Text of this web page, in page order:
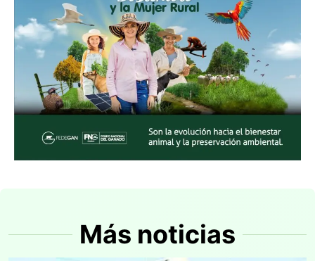
Más noticias